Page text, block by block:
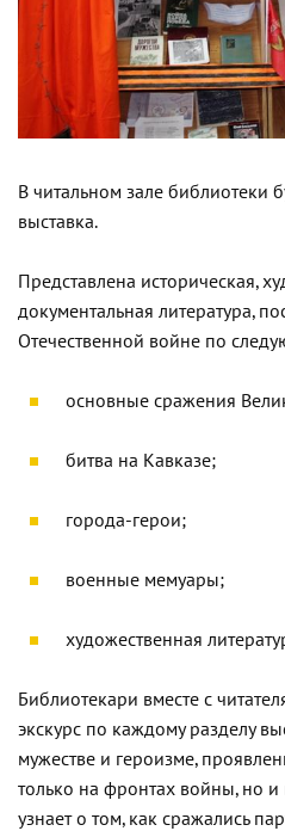
В читальном зале библиотеки
выставка.
Представлена историческая,
документальная литература,
Отечественной войне по
основные сражения
битва на Кавказе;
города-герои;
военные мемуары;
художественная
Библиотекари вместе с
экскурс по каждому разделу
мужестве и героизме,
только на фронтах войны, но и
узнает о том, как сражались